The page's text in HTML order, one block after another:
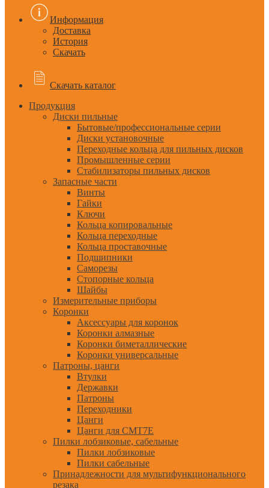
Информация
Доставка
История
Скачать
Скачать каталог
Продукция
Диски пильные
Бытовые/профессиональные серии
Диски установочные
Переходные кольца для пильных дисков
Промышленные серии
Стабилизаторы пильных дисков
Запасные части
Винты
Гайки
Ключи
Кольца копировальные
Кольца переходные
Кольца проставочные
Подшипники
Саморезы
Стопорные кольца
Шайбы
Измерительные приборы
Коронки
Аксессуары для коронок
Коронки алмазные
Коронки биметаллические
Коронки универсальные
Патроны, цанги
Втулки
Державки
Патроны
Переходники
Цанги
Цанги для CMT7E
Пилки лобзиковые, сабельные
Пилки лобзиковые
Пилки сабельные
Принадлежности для мультифункционального
резака